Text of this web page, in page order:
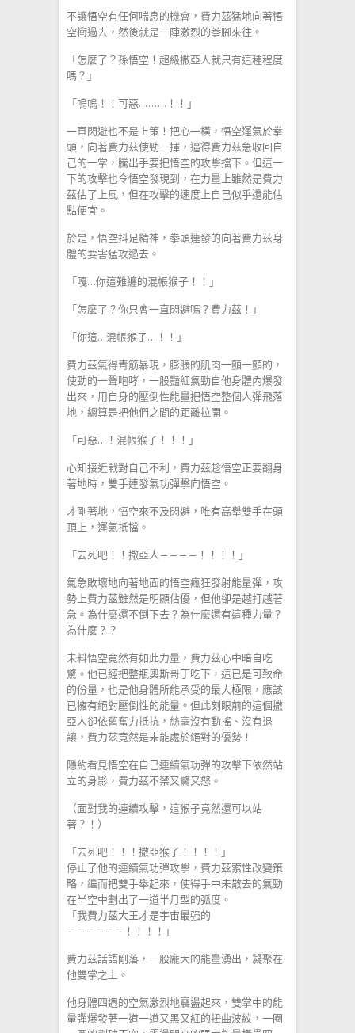
不讓悟空有任何喘息的機會，費力茲猛地向著悟
空衝過去，然後就是一陣激烈的拳腳來往。
「怎麼了？孫悟空！超級撒亞人就只有這種程度
嗎？」
「嗚嗚！！可惡………！！」
一直閃避也不是上策！把心一橫，悟空運氣於拳
頭，向著費力茲使勁一揮，逼得費力茲急收回自
己的一掌，騰出手要把悟空的攻擊擋下。但這一
下的攻擊也令悟空發現到，在力量上雖然是費力
茲佔了上風，但在攻擊的速度上自己似乎還能佔
點便宜。
於是，悟空抖足精神，拳頭連發的向著費力茲身
體的要害猛攻過去。
「嘎…你這難纏的混帳猴子！！」
「怎麼了？你只會一直閃避嗎？費力茲！」
「你這…混帳猴子…！！」
費力茲氣得青筋暴現，膨脹的肌肉一顫一顫的，
使勁的一聲咆哮，一股豔紅氣勁自他身體內爆發
出來，用自身的壓倒性能量把悟空整個人彈飛落
地，總算是把他們之間的距離拉開。
「可惡…！混帳猴子！！！」
心知接近戰對自己不利，費力茲趁悟空正要翻身
著地時，雙手連發氣功彈擊向悟空。
才剛著地，悟空來不及閃避，唯有高舉雙手在頭
頂上，運氣抵擋。
「去死吧！！撒亞人————！！！！」
氣急敗壞地向著地面的悟空瘋狂發射能量彈，攻
勢上費力茲雖然是明顯佔優，但他卻是越打越著
急。為什麼還不倒下去？為什麼還有這種力量？
為什麼？？
未料悟空竟然有如此力量，費力茲心中暗自吃
驚。他已經把整瓶奧斯哥丁吃下，這已是可致命
的份量，也是他身體所能承受的最大極限，應該
已擁有絕對壓倒性的能量。但此刻眼前的這個撒
亞人卻依舊奮力抵抗，絲毫沒有動搖、沒有退
讓，費力茲竟然是未能處於絕對的優勢！
隱約看見悟空在自己連續氣功彈的攻擊下依然站
立的身影，費力茲不禁又驚又怒。
（面對我的連續攻擊，這猴子竟然還可以站
著？！）
「去死吧！！！撒亞猴子！！！！」
停止了他的連續氣功彈攻擊，費力茲索性改變策
略，繼而把雙手舉起來，使得手中未散去的氣勁
在半空中劃出了一道半月型的弧度。
「我費力茲大王才是宇宙最强的
——————！！！！」
費力茲話語剛落，一股龐大的能量湧出，凝聚在
他雙掌之上。
他身體四週的空氣激烈地震盪起來，雙掌中的能
量彈爆發著一道一道又黑又紅的扭曲波紋，一圈